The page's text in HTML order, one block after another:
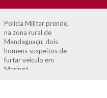
Polícia Militar prende,
na zona rural de
Mandaguaçu, dois
homens suspeitos de
furtar veículo em
Maringá